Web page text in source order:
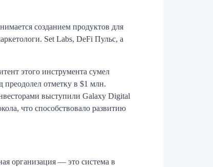
созданием продуктов для
Set Labs, DeFi Пульс, а
этого инструмента сумел
отметку в $1 млн.
выступили Galaxy Digital
что способствовало развитию
организация — это система в